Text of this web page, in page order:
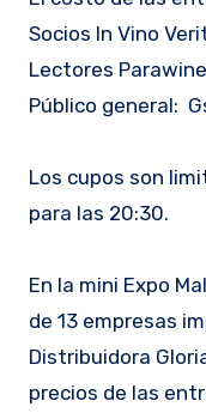
Socios In Vino
Lectores
Público general:
Los cupos son
para las 20:30.
En la mini Expo
de 13 empresas
Distribuidora
precios de las